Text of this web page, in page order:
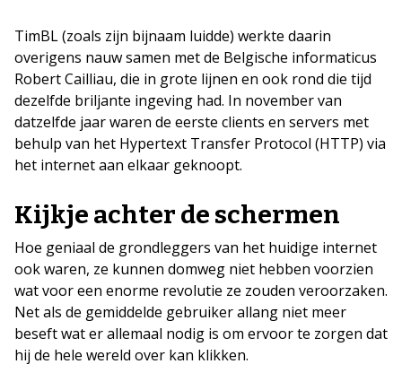
TimBL (zoals zijn bijnaam luidde) werkte daarin
overigens nauw samen met de Belgische informaticus
Robert Cailliau, die in grote lijnen en ook rond die tijd
dezelfde briljante ingeving had. In november van
datzelfde jaar waren de eerste clients en servers met
behulp van het Hypertext Transfer Protocol (HTTP) via
het internet aan elkaar geknoopt.
Kijkje achter de schermen
Hoe geniaal de grondleggers van het huidige internet
ook waren, ze kunnen domweg niet hebben voorzien
wat voor een enorme revolutie ze zouden veroorzaken.
Net als de gemiddelde gebruiker allang niet meer
beseft wat er allemaal nodig is om ervoor te zorgen dat
hij de hele wereld over kan klikken.